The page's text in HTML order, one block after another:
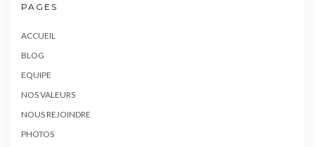
PAGES
ACCUEIL
BLOG
EQUIPE
NOS VALEURS
NOUS REJOINDRE
PHOTOS